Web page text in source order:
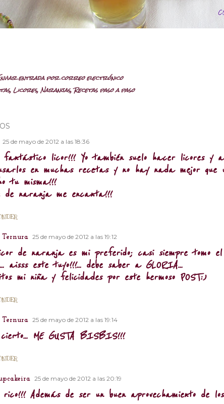
entrada por correo electrónico
Licores Naranjas Recetas paso a paso
25 de mayo de 2012 a las 18:36
fantástico licor!!! Yo también suelo hacer licores y
en muchas recetas y no hay nada mejor que
tu misma!!!
de naranja me encanta!!!
Ternura 25 de mayo de 2012 a las 19:12
de naranja es mi preferido; casi siempre tomo
aisss este tuyo!!!... debe saber a GLORIA...
mi niña y felicidades por este hermoso POST:)
Ternura 25 de mayo de 2012 a las 19:14
ME GUSTA BISBIS!!!
25 de mayo de 2012 a las 20:19
rico!!! Además de ser un buen aprovechamiento de